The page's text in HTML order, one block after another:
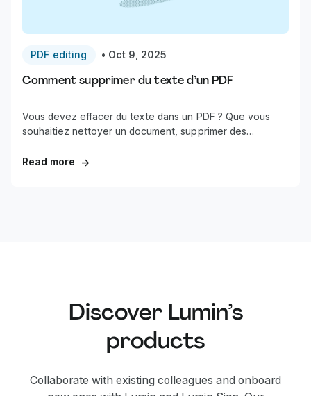
PDF editing • Oct 9, 2025
Comment supprimer du texte d’un PDF
Vous devez effacer du texte dans un PDF ? Que vous
souhaitiez nettoyer un document, supprimer des
vous présente les moyens les plus rapides de retirer du
Read more →
Discover Lumin’s
products
Collaborate with existing colleagues and onboard